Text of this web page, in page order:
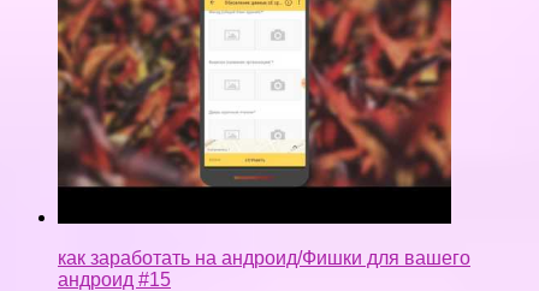
как заработать на андроид/Фишки для вашего
андроид #15